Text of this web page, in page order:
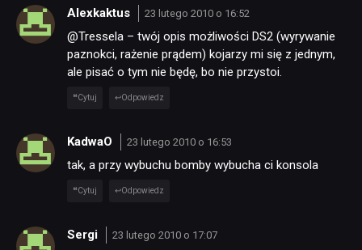
Alexkaktus 23 lutego 2010 o 16:52
@Tressela – twój opis możliwości DS2 (wyrywanie
paznokci, rażenie prądem) kojarzy mi się z jednym,
ale pisać o tym nie będę, bo nie przystoi.
Cytuj Odpowiedz
KadwaO 23 lutego 2010 o 16:53
tak, a przy wybuchu bomby wybucha ci konsola
Cytuj Odpowiedz
Sergi 23 lutego 2010 o 17:07